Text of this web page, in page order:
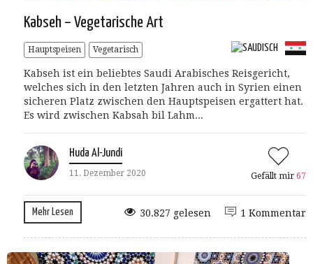
Kabseh – Vegetarische Art
Hauptspeisen Vegetarisch
Kabseh ist ein beliebtes Saudi Arabisches Reisgericht,
welches sich in den letzten Jahren auch in Syrien einen
sicheren Platz zwischen den Hauptspeisen ergattert hat.
Es wird zwischen Kabsah bil Lahm...
Huda Al-Jundi
11. Dezember 2020 Gefällt mir 67
Mehr Lesen 1 Kommentar
30.827 gelesen